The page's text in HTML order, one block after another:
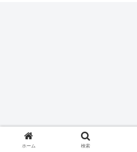
ホーム 検索